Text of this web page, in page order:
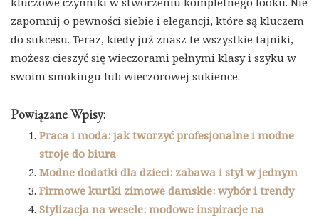
zapomnij o pewności siebie i elegancji, które są kluczem
do sukcesu. Teraz, kiedy już znasz te wszystkie tajniki,
możesz cieszyć się wieczorami pełnymi klasy i szyku w
swoim smokingu lub wieczorowej sukience.
Powiązane Wpisy:
Praca i moda: jak tworzyć profesjonalne i modne
stroje do biura
Modne dodatki dla dzieci: zabawa i styl w jednym
Firmowe kurtki zimowe damskie: wybór i trendy
Stylizacja na wesele: modowe inspiracje na